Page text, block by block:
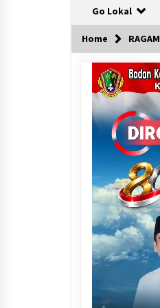
Go Lokal
Home RAGAM